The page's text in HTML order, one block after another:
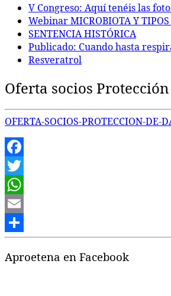
V Congreso: Aquí tenéis las
Webinar MICROBIOTA Y TIPOS
SENTENCIA HISTÓRICA
Publicado: Cuando hasta
Resveratrol
Oferta socios
OFERTA-SOCIOS-PROTECCION-DE-
Facebook
Twitter
WhatsApp
Email
Compartir
Aproetena en Facebook